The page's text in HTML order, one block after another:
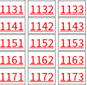
1131 1132 1133
1141 1142 1143
1151 1152 1153
1161 1162 1163
1171 1172 1173